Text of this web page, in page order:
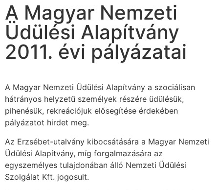
A Magyar Nemzeti
Üdülési Alapítvány
2011. évi pályázatai
A Magyar Nemzeti Üdülési Alapítvány a szociálisan
hátrányos helyzetű személyek részére üdülésük,
pihenésük, rekreációjuk elősegítése érdekében
pályázatot hirdet meg.
Az Erzsébet-utalvány kibocsátására a Magyar Nemzeti
Üdülési Alapítvány, míg forgalmazására az
egyszemélyes tulajdonában álló Nemzeti Üdülési
Szolgálat Kft. jogosult.